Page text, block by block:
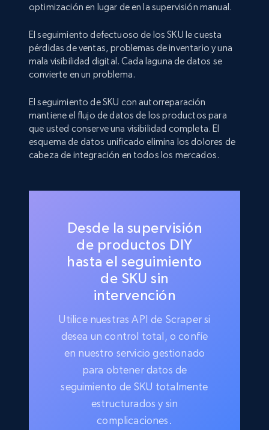
optimización en lugar de en la supervisión manual.
El seguimiento defectuoso de los SKU le cuesta
pérdidas de ventas, problemas de inventario y una
mala visibilidad digital. Cada laguna de datos se
convierte en un problema.
El seguimiento de SKU con autorreparación
mantiene el flujo de datos de los productos para
que usted conserve una visibilidad completa. El
esquema de datos unificado elimina los dolores de
cabeza de integración en todos los mercados.
Desde la supervisión
de productos DIY
hasta el seguimiento
de SKU sin
intervención
Utilice nuestras API de Scraper si
desea un control total, o confíe
en nuestro servicio gestionado
para obtener datos de
seguimiento de SKU totalmente
estructurados y sin
complicaciones.